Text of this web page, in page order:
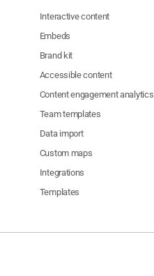
Interactive content
Embeds
Brand kit
Accessible content
Content engagement analytics
Team templates
Data import
Custom maps
Integrations
Templates